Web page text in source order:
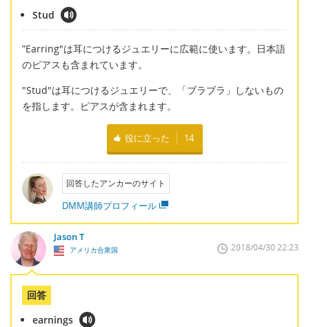
Stud
”Earring"は耳につけるジュエリーに広範に使います。日本語
のピアスも含まれています。
"Stud"は耳につけるジュエリーで、「ブラブラ」しないもの
を指します。ピアスが含まれます。
役に立った 14
回答したアンカーのサイト
DMM講師プロフィール
Jason T
アメリカ合衆国 2018/04/30 22:23
回答
earnings